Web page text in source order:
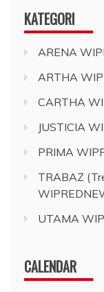
KATEGORI
ARENA
ARTHA
CARTHA
JUSTICIA
PRIMA
TRABAZ
UTAMA
CALENDAR